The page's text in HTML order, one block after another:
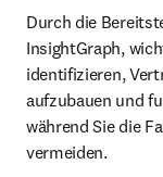
Durch die
InsightGraph,
identifizieren,
aufzubauen und
während Sie die
vermeiden.